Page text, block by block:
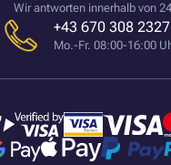
Wir antworten innerhalb von
+43 670 308 2327
Mo.-Fr. 08:00-16:00